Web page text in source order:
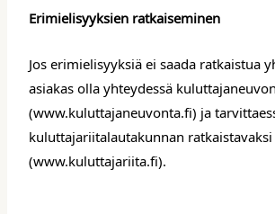
Erimielisyyksien ratkaiseminen
Jos erimielisyyksiä ei saada ratkaistua
asiakas olla yhteydessä
(www.kuluttajaneuvonta.fi) ja
kuluttajariitalautakunnan ratkaistavaksi
(www.kuluttajariita.fi).